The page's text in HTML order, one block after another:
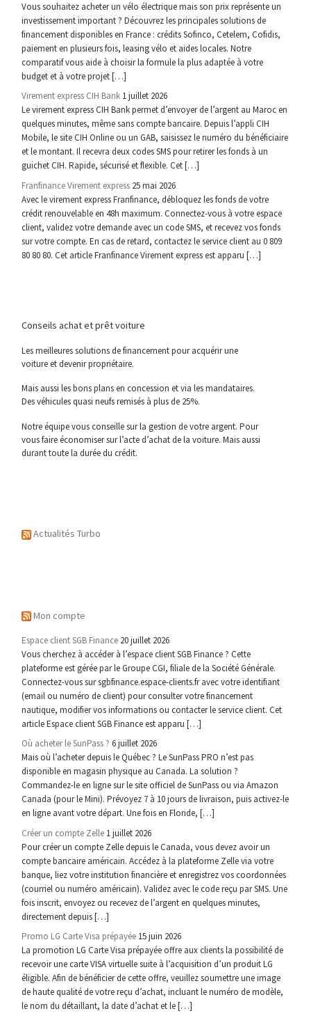
Vous souhaitez acheter un vélo électrique mais son prix représente un
investissement important ? Découvrez les principales solutions de
financement disponibles en France : crédits Sofinco, Cetelem, Cofidis,
paiement en plusieurs fois, leasing vélo et aides locales. Notre
comparatif vous aide à choisir la formule la plus adaptée à votre
budget et à votre projet […]
Virement express CIH Bank 1 juillet 2026
Le virement express CIH Bank permet d’envoyer de l’argent au Maroc en
quelques minutes, même sans compte bancaire. Depuis l’appli CIH
Mobile, le site CIH Online ou un GAB, saisissez le numéro du bénéficiaire
et le montant. Il recevra deux codes SMS pour retirer les fonds à un
guichet CIH. Rapide, sécurisé et flexible. Cet […]
Franfinance Virement express 25 mai 2026
Avec le virement express Franfinance, débloquez les fonds de votre
crédit renouvelable en 48h maximum. Connectez-vous à votre espace
client, validez votre demande avec un code SMS, et recevez vos fonds
sur votre compte. En cas de retard, contactez le service client au 0 809
80 80 80. Cet article Franfinance Virement express est apparu […]
Conseils achat et prêt voiture
Les meilleures solutions de financement pour acquérir une
voiture et devenir propriétaire.
Mais aussi les bons plans en concession et via les mandataires.
Des véhicules quasi neufs remisés à plus de 25%.
Notre équipe vous conseille sur la gestion de votre argent. Pour
vous faire économiser sur l’acte d’achat de la voiture. Mais aussi
durant toute la durée du crédit.
Actualités Turbo
Mon compte
Espace client SGB Finance 20 juillet 2026
Vous cherchez à accéder à l’espace client SGB Finance ? Cette
plateforme est gérée par le Groupe CGI, filiale de la Société Générale.
Connectez-vous sur sgbfinance.espace-clients.fr avec votre identifiant
(email ou numéro de client) pour consulter votre financement
nautique, modifier vos informations ou contacter le service client. Cet
article Espace client SGB Finance est apparu […]
Où acheter le SunPass ? 6 juillet 2026
Mais où l’acheter depuis le Québec ? Le SunPass PRO n’est pas
disponible en magasin physique au Canada. La solution ?
Commandez-le en ligne sur le site officiel de SunPass ou via Amazon
Canada (pour le Mini). Prévoyez 7 à 10 jours de livraison, puis activez-le
en ligne avant votre départ. Une fois en Floride, […]
Créer un compte Zelle 1 juillet 2026
Pour créer un compte Zelle depuis le Canada, vous devez avoir un
compte bancaire américain. Accédez à la plateforme Zelle via votre
banque, liez votre institution financière et enregistrez vos coordonnées
(courriel ou numéro américain). Validez avec le code reçu par SMS. Une
fois inscrit, envoyez ou recevez de l’argent en quelques minutes,
directement depuis […]
Promo LG Carte Visa prépayée 15 juin 2026
La promotion LG Carte Visa prépayée offre aux clients la possibilité de
recevoir une carte VISA virtuelle suite à l’acquisition d’un produit LG
éligible. Afin de bénéficier de cette offre, veuillez soumettre une image
de haute qualité de votre reçu d’achat, incluant le numéro de modèle,
le nom du détaillant, la date d’achat et le […]